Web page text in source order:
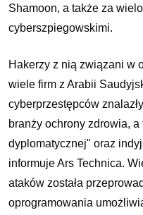
Shamoon, a także za
cyberszpiegowskimi.
Hakerzy z nią związani w
wiele firm z Arabii
cyberprzestępców
branży ochrony zdrowia,
dyplomatycznej" oraz
informuje Ars Technica.
ataków została
oprogramowania